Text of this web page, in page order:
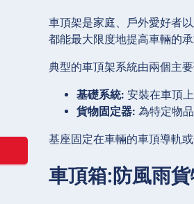
車頂架是家庭、戶外愛好者
都能最大限度地提高車輛的
典型的車頂架系統由兩個主
基礎系統: 安裝在車頂
貨物固定器: 為特定物
基座固定在車輛的車頂導軌
車頂箱:防風雨